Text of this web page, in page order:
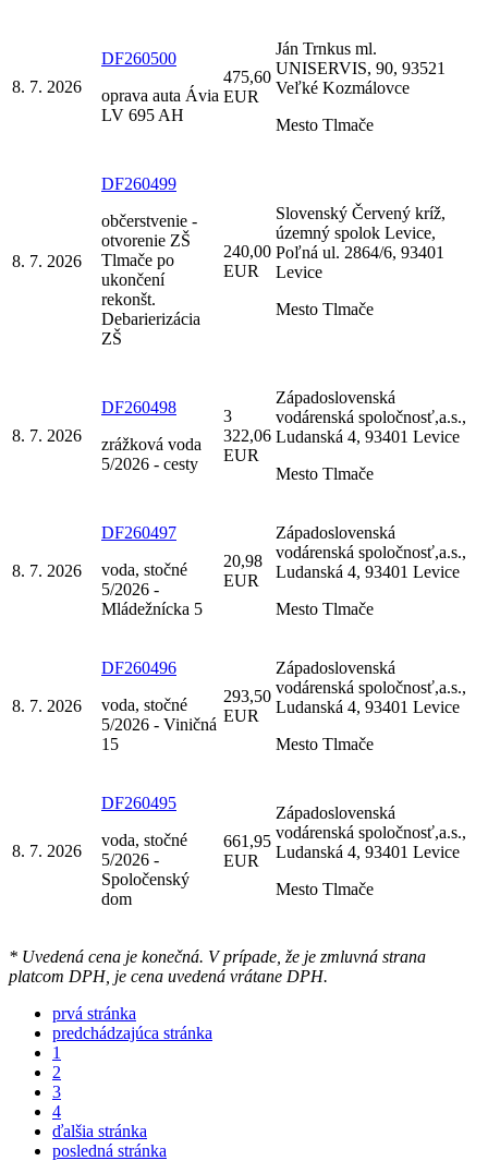
8. 7. 2026
DF260500
oprava auta Ávia
LV 695 AH
475,60
EUR
Ján Trnkus ml.
UNISERVIS, 90, 93521
Veľké Kozmálovce
Mesto Tlmače
8. 7. 2026
DF260499
občerstvenie -
otvorenie ZŠ
Tlmače po
ukončení
rekonšt.
Debarierizácia
ZŠ
240,00
EUR
Slovenský Červený kríž,
územný spolok Levice,
Poľná ul. 2864/6, 93401
Levice
Mesto Tlmače
8. 7. 2026
DF260498
zrážková voda
5/2026 - cesty
3
322,06
EUR
Západoslovenská
vodárenská spoločnosť,a.s.,
Ludanská 4, 93401 Levice
Mesto Tlmače
8. 7. 2026
DF260497
voda, stočné
5/2026 -
Mládežnícka 5
20,98
EUR
Západoslovenská
vodárenská spoločnosť,a.s.,
Ludanská 4, 93401 Levice
Mesto Tlmače
8. 7. 2026
DF260496
voda, stočné
5/2026 - Viničná
15
293,50
EUR
Západoslovenská
vodárenská spoločnosť,a.s.,
Ludanská 4, 93401 Levice
Mesto Tlmače
8. 7. 2026
DF260495
voda, stočné
5/2026 -
Spoločenský
dom
661,95
EUR
Západoslovenská
vodárenská spoločnosť,a.s.,
Ludanská 4, 93401 Levice
Mesto Tlmače
* Uvedená cena je konečná. V prípade, že je zmluvná strana
platcom DPH, je cena uvedená vrátane DPH.
prvá stránka
predchádzajúca stránka
1
2
3
4
ďalšia stránka
posledná stránka